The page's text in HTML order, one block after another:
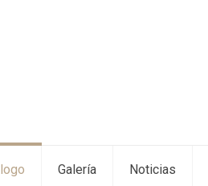
Galería Noticias